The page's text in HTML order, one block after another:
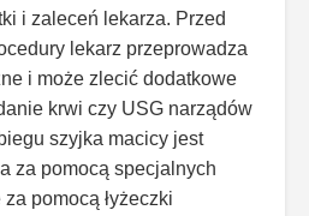
i zaleceń lekarza. Przed
lekarz przeprowadza
i może zlecić dodatkowe
krwi czy USG narządów
szyjka macicy jest
za pomocą specjalnych
pomocą łyżeczki